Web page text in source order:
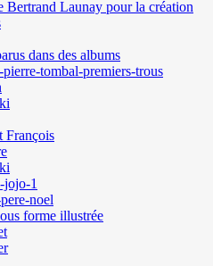
Bertrand Launay pour la création
dans des albums
tombal-premiers-trous
François
jojo-1
noel
forme illustrée